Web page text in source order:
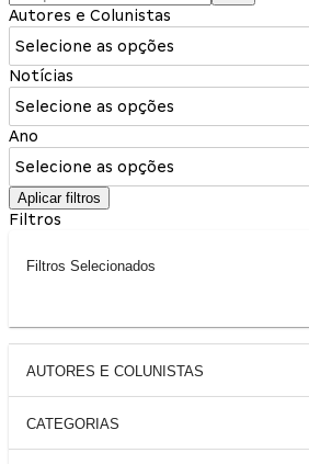
Autores e Colunistas
Selecione as opções
Notícias
Selecione as opções
Ano
Selecione as opções
Aplicar filtros
Filtros
Filtros Selecionados
AUTORES E COLUNISTAS
CATEGORIAS